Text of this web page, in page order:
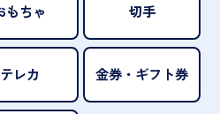
もちゃ 切手
テレカ 金券・ギフト券